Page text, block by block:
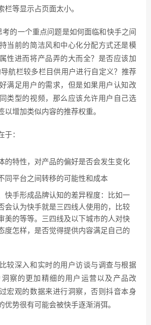
栏等显示占页面太小。
考的一个重点问题是如何面临和快手之间
当前的简洁风和中心化分配方式还是模
性进而将产品弄的大而全？是否应该加
航栏较多栏目供用户进行自定义？推荐
满足用户的需求，但是如果用户认知改
类型的视频，那么应该允许用户自己选
以增加类似内容的推荐权重。
于：
的特性，对产品的偏好是否会发生变化
同平台之间转移的可能性和成本
快手形成品牌认知的差异程度：比如一
会认为快手就是三四线人使用的，比较
美的等等。三四线及以下城市的人对快
度怎样，是否觉得提供内容满足自己的
较深入和实时的用户访谈与调查与根据
察的更加精细的用户运营以及产品改
宏观的数据来进行洞察，否则抖音本身
优势很有可能会被快手逐渐消弭。